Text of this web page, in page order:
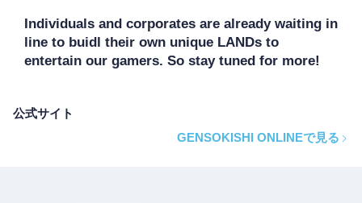
Individuals and corporates are already waiting in
line to buidl their own unique LANDs to
entertain our gamers. So stay tuned for more!
公式サイト
GENSOKISHI ONLINEで見る